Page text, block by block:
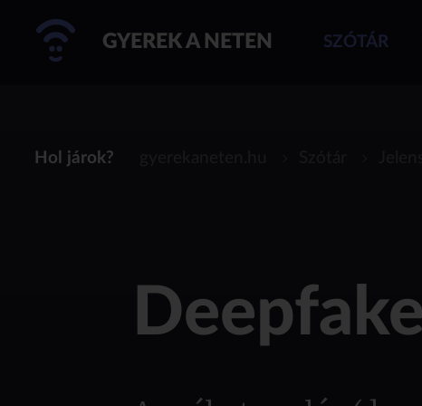
GYEREK A NETEN SZÓTÁR
Hol járok?
Deepfake